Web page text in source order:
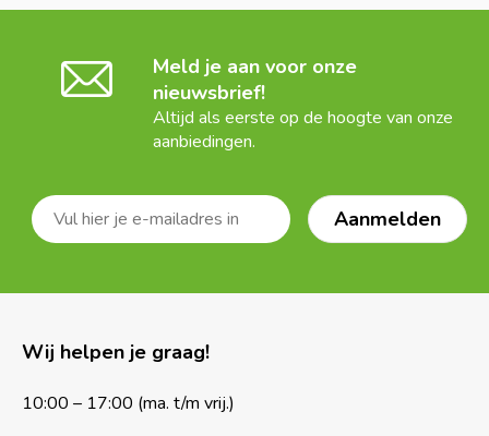
Meld je aan voor onze
nieuwsbrief!
Altijd als eerste op de hoogte van onze
aanbiedingen.
Wij helpen je graag!
10:00 – 17:00 (ma. t/m vrij.)